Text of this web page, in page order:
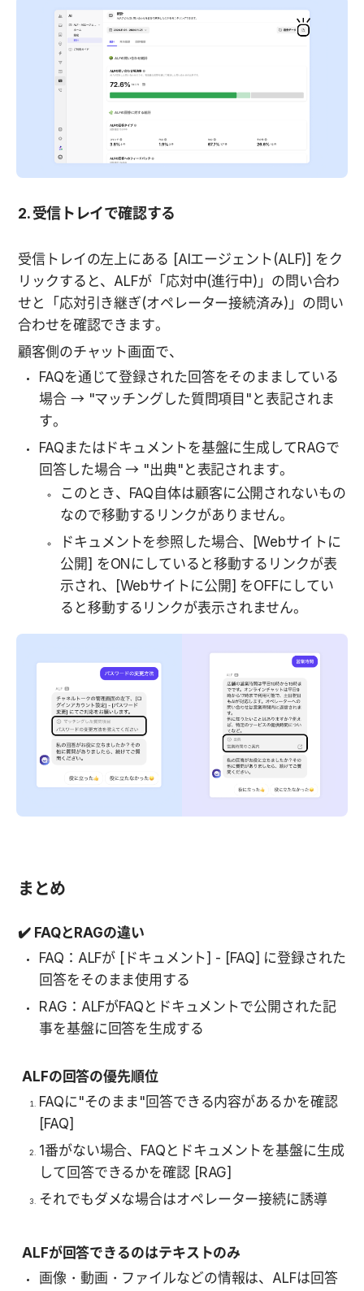
2. 受信トレイで確認する
受信トレイの左上にある [AIエージェント(ALF)] をク
リックすると、ALFが「応対中(進行中)」の問い合わ
せと「応対引き継ぎ(オペレーター接続済み)」の問い
合わせを確認できます。
顧客側のチャット画面で、
FAQを通じて登録された回答をそのまましている
場合 → "マッチングした質問項目"と表記されま
す。
FAQまたはドキュメントを基盤に生成してRAGで
回答した場合 → "出典"と表記されます。
このとき、FAQ自体は顧客に公開されないもの
なので移動するリンクがありません。
ドキュメントを参照した場合、[Webサイトに
公開] をONにしていると移動するリンクが表
示され、[Webサイトに公開] をOFFにしてい
ると移動するリンクが表示されません。
まとめ
✔️ FAQとRAGの違い
FAQ：ALFが [ドキュメント] - [FAQ] に登録された
回答をそのまま使用する
RAG：ALFがFAQとドキュメントで公開された記
事を基盤に回答を生成する
ALFの回答の優先順位
FAQに"そのまま"回答できる内容があるかを確認
[FAQ]
1番がない場合、FAQとドキュメントを基盤に生成
して回答できるかを確認 [RAG]
それでもダメな場合はオペレーター接続に誘導
ALFが回答できるのはテキストのみ
画像・動画・ファイルなどの情報は、ALFは回答